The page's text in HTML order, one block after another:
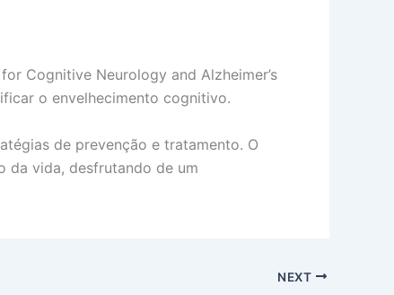
Cognitive Neurology and Alzheimer’s
o envelhecimento cognitivo.
de prevenção e tratamento. O
da vida, desfrutando de um
NEXT